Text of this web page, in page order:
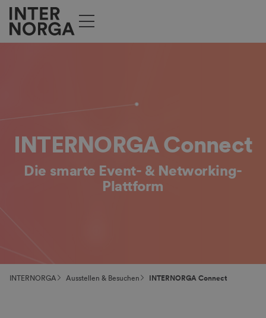
INTERNORGA Connect
Die smarte Event- & Networking-
Plattform
INTERNORGA Ausstellen & Besuchen INTERNORGA Connect